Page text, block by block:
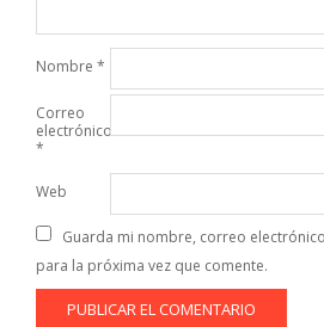
Nombre *
Correo
electrónico
*
Web
Guarda mi nombre, correo
para la próxima vez que comente.